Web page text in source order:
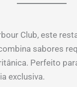
Club, este
sabores
Perfeito
exclusiva.